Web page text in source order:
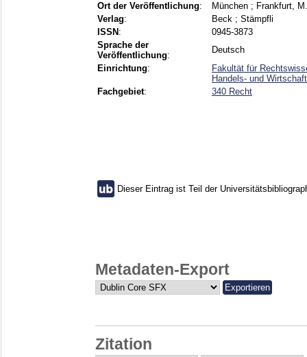
Ort der Veröffentlichung:
München ; Frankfurt,
Verlag:
Beck ; Stämpfli
ISSN :
0945-3873
Sprache der
Veröffentlichung:
Deutsch
Einrichtung:
Fakultät für
Handels- und
Fachgebiet: 340 Recht
Dieser Eintrag ist Teil der
Metadaten-Export
Zitation